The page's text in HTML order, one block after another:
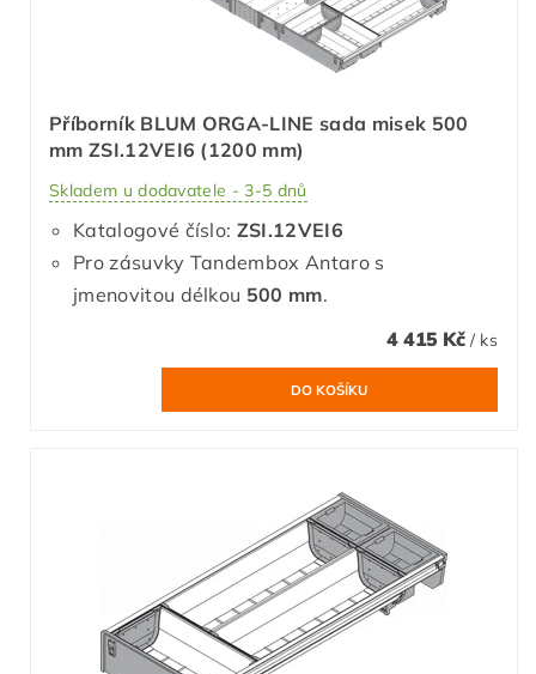
Příborník BLUM ORGA-LINE sada misek 500
mm ZSI.12VEI6 (1200 mm)
Skladem u dodavatele - 3-5 dnů
Katalogové číslo: ZSI.12VEI6
Pro zásuvky Tandembox Antaro s
jmenovitou délkou 500 mm.
4 415 Kč / ks